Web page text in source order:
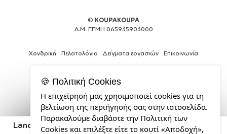
Land Rover, Τσάντα πλάτης πουγκί GYMBAG natural
© KOUPAKOUPA
Α.Μ. ΓΕΜΗ 065935903000
Χονδρική Πελατολόγιο Δείγματα εργασιών Επικοινωνία
Expert
Web
Development
Services
🍪 Πολιτική Cookies
Η επιχείρησή μας χρησιμοποιεί cookies για τη
βελτίωση της περιήγησής σας στην ιστοσελίδα.
Παρακαλούμε διαβάστε την Πολιτική των
Cookies και επιλέξτε είτε το κουτί «Αποδοχή»,